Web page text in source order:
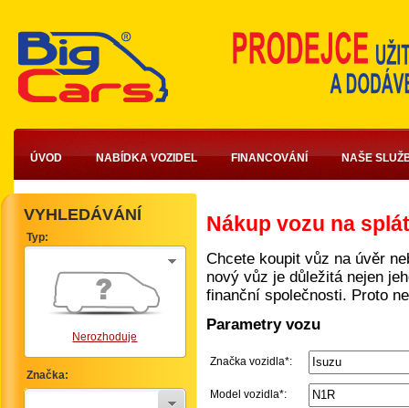
ÚVOD NABÍDKA VOZIDEL FINANCOVÁNÍ NAŠE
VYHLEDÁVÁNÍ
Typ:
Nerozhoduje
Značka:
Nákup vozu na
Chcete koupit vůz na úvěr
nový vůz je důležitá nejen
finanční společnosti. Proto
Parametry vozu
Značka vozidla*:
Model vozidla*: